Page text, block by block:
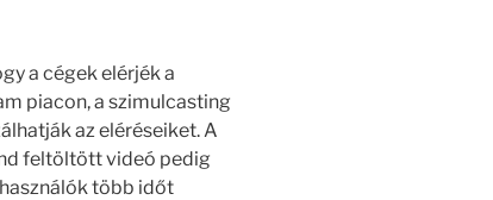
a cégek elérjék a
piacon, a szimulcasting
az eléréseiket. A
feltöltött videó pedig
több időt